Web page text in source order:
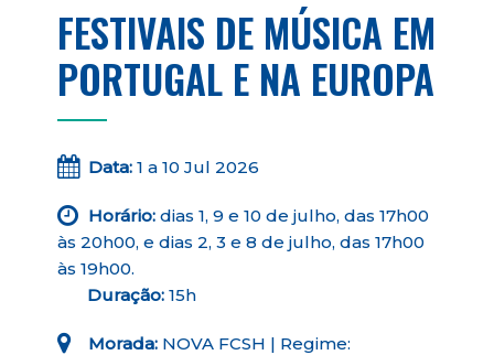
FESTIVAIS DE MÚSICA EM
PORTUGAL E NA EUROPA
Data: 1 a 10 Jul 2026
Horário: dias 1, 9 e 10 de julho, das 17h00
às 20h00, e dias 2, 3 e 8 de julho, das 17h00
às 19h00.
Duração: 15h
Morada: NOVA FCSH | Regime: